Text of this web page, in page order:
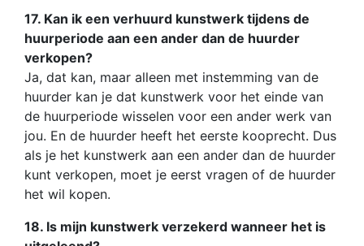
17. Kan ik een verhuurd kunstwerk tijdens de
huurperiode aan een ander dan de huurder
verkopen?
Ja, dat kan, maar alleen met instemming van de
huurder kan je dat kunstwerk voor het einde van
de huurperiode wisselen voor een ander werk van
jou. En de huurder heeft het eerste kooprecht. Dus
als je het kunstwerk aan een ander dan de huurder
kunt verkopen, moet je eerst vragen of de huurder
het wil kopen.
18. Is mijn kunstwerk verzekerd wanneer het is